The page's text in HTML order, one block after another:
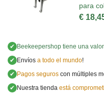
para
€
✔ Beekeepershop tiene una
✔ Envíos a todo el mundo!
✔ Pagos seguros con múltiples
✔ Nuestra tienda está